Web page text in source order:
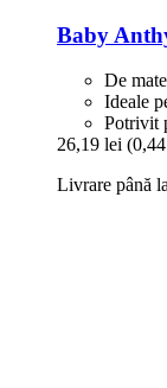
Baby
De
Ideale
Potrivit
26,19 lei
Livrare până